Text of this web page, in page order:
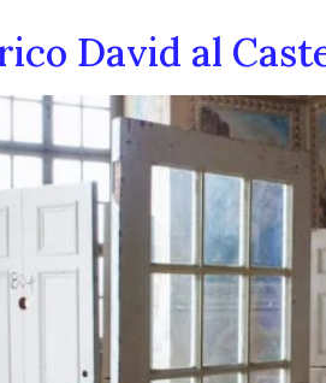
David al